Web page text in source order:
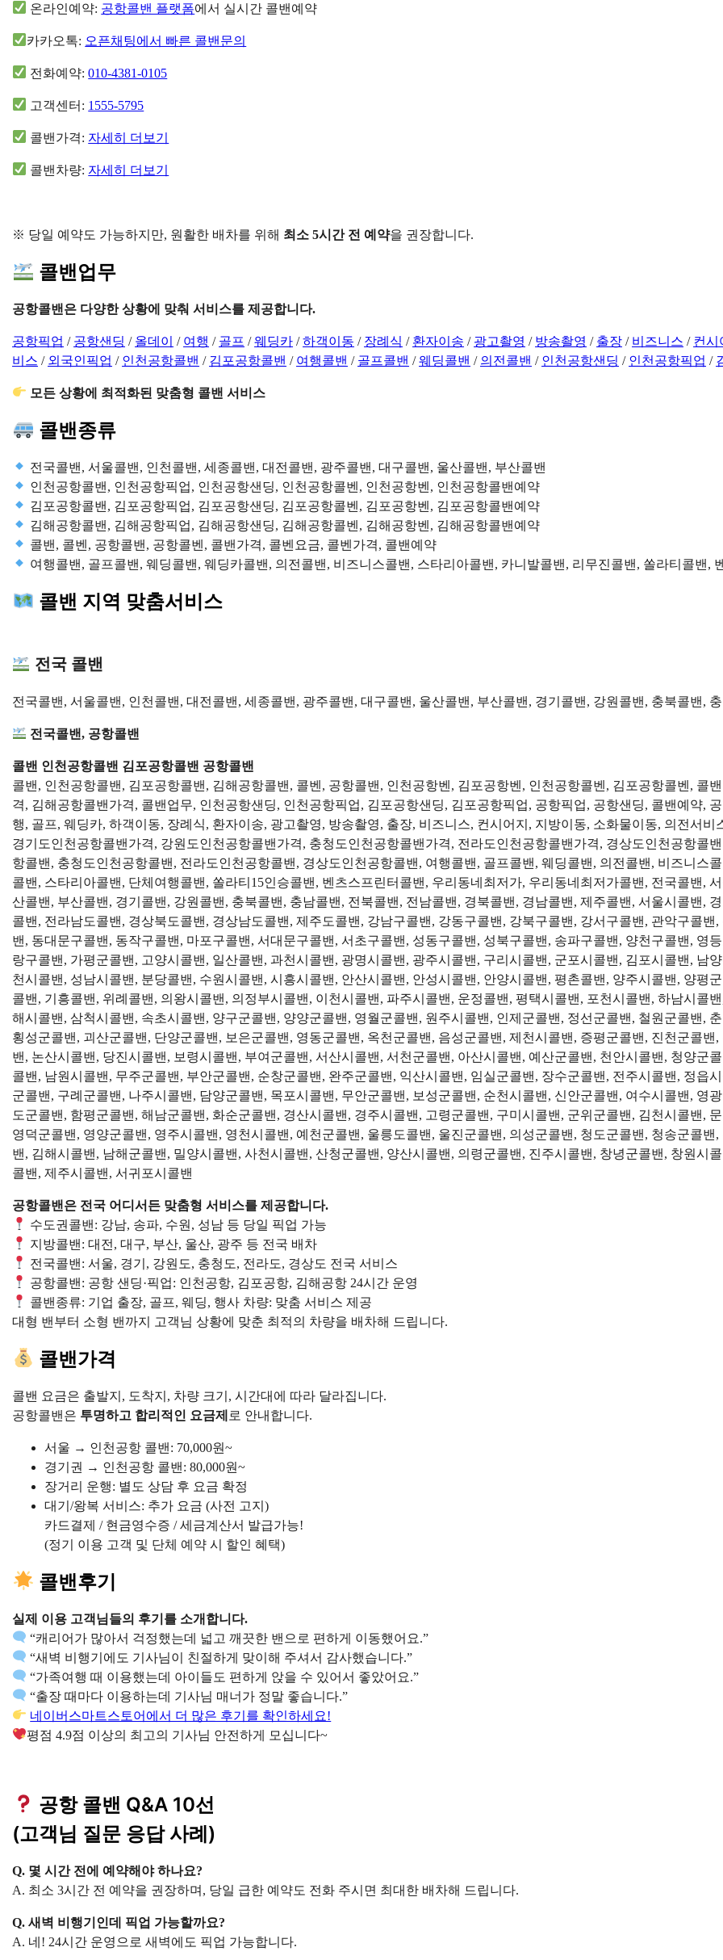
온라인예약: 공항콜밴 플랫폼에서 실시간 콜밴예약
카카오톡: 오픈채팅에서 빠른 콜밴문의
전화예약:010-4381-0105
고객센터: 1555-5795
콜밴가격: 자세히 더보기
콜밴차량: 자세히 더보기
※ 당일 예약도 가능하지만, 원활한 배차를 위해 최소 5시간 전 예약을 권장합니다.
콜밴업무
공항콜밴은 다양한 상황에 맞춰 서비스를 제공합니다.
공항픽업 / 공항샌딩 / 올데이 / 여행 / 골프 /웨딩카 /하객이동 / 장례식 / 환자이송 / 광고촬영 / 방송촬영 / 출장 / 비즈니스 / 컨시
비스 / 외국인픽업 / 인천공항콜밴 / 김포공항콜밴 / 여행콜밴 / 골프콜밴 /웨딩콜밴 / 의전콜밴 / 인천공항샌딩 / 인천공항픽업 /
모든 상황에 최적화된 맞춤형 콜밴 서비스
콜밴종류
전국콜밴, 서울콜밴, 인천콜밴, 세종콜밴, 대전콜밴, 광주콜밴, 대구콜밴, 울산콜밴, 부산콜밴
인천공항콜밴, 인천공항픽업, 인천공항샌딩, 인천공항콜벤, 인천공항벤, 인천공항콜밴예약
김포공항콜밴, 김포공항픽업, 김포공항샌딩, 김포공항콜벤, 김포공항벤, 김포공항콜밴예약
김해공항콜밴, 김해공항픽업, 김해공항샌딩, 김해공항콜벤, 김해공항벤, 김해공항콜밴예약
콜밴, 콜벤, 공항콜밴, 공항콜벤, 콜밴가격, 콜벤요금, 콜벤가격, 콜밴예약
여행콜밴, 골프콜밴, 웨딩콜밴, 웨딩카콜밴, 의전콜밴, 비즈니스콜밴, 스타리아콜밴, 카니발콜밴, 리무진콜밴, 쏠라티콜밴,
콜밴 지역 맞춤서비스
전국 콜밴
전국콜밴, 서울콜밴, 인천콜밴, 대전콜밴, 세종콜밴, 광주콜밴, 대구콜밴, 울산콜밴, 부산콜밴, 경기콜밴, 강원콜밴, 충북콜밴,
전국콜밴, 공항콜밴
콜밴 인천공항콜밴 김포공항콜밴 공항콜밴
콜밴, 인천공항콜밴, 김포공항콜밴, 김해공항콜밴, 콜벤, 공항콜밴, 인천공항벤, 김포공항벤, 인천공항콜벤, 김포공항콜벤, 콜
격, 김해공항콜밴가격, 콜밴업무, 인천공항샌딩, 인천공항픽업, 김포공항샌딩, 김포공항픽업, 공항픽업, 공항샌딩, 콜밴예약,
행, 골프, 웨딩카, 하객이동, 장례식, 환자이송, 광고촬영, 방송촬영, 출장, 비즈니스, 컨시어지, 지방이동, 소화물이동, 의전서
경기도인천공항콜밴가격, 강원도인천공항콜밴가격, 충청도인천공항콜밴가격, 전라도인천공항콜밴가격, 경상도인천공항콜
항콜밴, 충청도인천공항콜밴, 전라도인천공항콜밴, 경상도인천공항콜밴, 여행콜밴, 골프콜밴, 웨딩콜밴, 의전콜밴, 비즈니스
콜밴, 스타리아콜밴, 단체여행콜밴, 쏠라티15인승콜밴, 벤츠스프린터콜밴, 우리동네최저가, 우리동네최저가콜밴, 전국콜밴,
산콜밴, 부산콜밴, 경기콜밴, 강원콜밴, 충북콜밴, 충남콜밴, 전북콜밴, 전남콜밴, 경북콜밴, 경남콜밴, 제주콜밴, 서울시콜밴,
콜밴, 전라남도콜밴, 경상북도콜밴, 경상남도콜밴, 제주도콜밴, 강남구콜밴, 강동구콜밴, 강북구콜밴, 강서구콜밴, 관악구콜
밴, 동대문구콜밴, 동작구콜밴, 마포구콜밴, 서대문구콜밴, 서초구콜밴, 성동구콜밴, 성북구콜밴, 송파구콜밴, 양천구콜밴, 영
랑구콜밴, 가평군콜밴, 고양시콜밴, 일산콜밴, 과천시콜밴, 광명시콜밴, 광주시콜밴, 구리시콜밴, 군포시콜밴, 김포시콜밴, 남
천시콜밴, 성남시콜밴, 분당콜밴, 수원시콜밴, 시흥시콜밴, 안산시콜밴, 안성시콜밴, 안양시콜밴, 평촌콜밴, 양주시콜밴, 양평
콜밴, 기흥콜밴, 위례콜밴, 의왕시콜밴, 의정부시콜밴, 이천시콜밴, 파주시콜밴, 운정콜밴, 평택시콜밴, 포천시콜밴, 하남시콜
해시콜밴, 삼척시콜밴, 속초시콜밴, 양구군콜밴, 양양군콜밴, 영월군콜밴, 원주시콜밴, 인제군콜밴, 정선군콜밴, 철원군콜밴,
횡성군콜밴, 괴산군콜밴, 단양군콜밴, 보은군콜밴, 영동군콜밴, 옥천군콜밴, 음성군콜밴, 제천시콜밴, 증평군콜밴, 진천군콜
밴, 논산시콜밴, 당진시콜밴, 보령시콜밴, 부여군콜밴, 서산시콜밴, 서천군콜밴, 아산시콜밴, 예산군콜밴, 천안시콜밴, 청양군
콜밴, 남원시콜밴, 무주군콜밴, 부안군콜밴, 순창군콜밴, 완주군콜밴, 익산시콜밴, 임실군콜밴, 장수군콜밴, 전주시콜밴, 정읍
군콜밴, 구례군콜밴, 나주시콜밴, 담양군콜밴, 목포시콜밴, 무안군콜밴, 보성군콜밴, 순천시콜밴, 신안군콜밴, 여수시콜밴, 영
도군콜밴, 함평군콜밴, 해남군콜밴, 화순군콜밴, 경산시콜밴, 경주시콜밴, 고령군콜밴, 구미시콜밴, 군위군콜밴, 김천시콜밴,
영덕군콜밴, 영양군콜밴, 영주시콜밴, 영천시콜밴, 예천군콜밴, 울릉도콜밴, 울진군콜밴, 의성군콜밴, 청도군콜밴, 청송군콜
밴, 김해시콜밴, 남해군콜밴, 밀양시콜밴, 사천시콜밴, 산청군콜밴, 양산시콜밴, 의령군콜밴, 진주시콜밴, 창녕군콜밴, 창원시
콜밴, 제주시콜밴, 서귀포시콜밴
공항콜밴은 전국 어디서든 맞춤형 서비스를 제공합니다.
수도권콜밴: 강남, 송파, 수원, 성남 등 당일 픽업 가능
지방콜밴: 대전, 대구, 부산, 울산, 광주 등 전국 배차
전국콜밴: 서울, 경기, 강원도, 충청도, 전라도, 경상도 전국 서비스
공항콜밴: 공항 샌딩·픽업: 인천공항, 김포공항, 김해공항 24시간 운영
콜밴종류: 기업 출장, 골프, 웨딩, 행사 차량: 맞춤 서비스 제공
대형 밴부터 소형 밴까지 고객님 상황에 맞춘 최적의 차량을 배차해 드립니다.
콜밴가격
콜밴 요금은 출발지, 도착지, 차량 크기, 시간대에 따라 달라집니다.
공항콜밴은 투명하고 합리적인 요금제 로 안내합니다.
서울 → 인천공항 콜밴: 70,000원~
경기권 → 인천공항 콜밴: 80,000원~
장거리 운행: 별도 상담 후 요금 확정
대기/왕복 서비스: 추가 요금 (사전 고지)
카드결제 / 현금영수증 / 세금계산서 발급가능!
(정기 이용 고객 및 단체 예약 시 할인 혜택)
콜밴후기
실제 이용 고객님들의 후기를 소개합니다.
“캐리어가 많아서 걱정했는데 넓고 깨끗한 밴으로 편하게 이동했어요.”
“새벽 비행기에도 기사님이 친절하게 맞이해 주셔서 감사했습니다.”
“가족여행 때 이용했는데 아이들도 편하게 앉을 수 있어서 좋았어요.”
“출장 때마다 이용하는데 기사님 매너가 정말 좋습니다.”
네이버스마트스토어에서 더 많은 후기를 확인하세요!
평점 4.9점 이상의 최고의 기사님 안전하게 모십니다~
공항 콜밴 Q&A 10선
(고객님 질문 응답 사례)
Q. 몇 시간 전에 예약해야 하나요?
A. 최소 3시간 전 예약을 권장하며, 당일 급한 예약도 전화 주시면 최대한 배차해 드립니다.
Q. 새벽 비행기인데 픽업 가능할까요?
A. 네! 24시간 운영으로 새벽에도 픽업 가능합니다.